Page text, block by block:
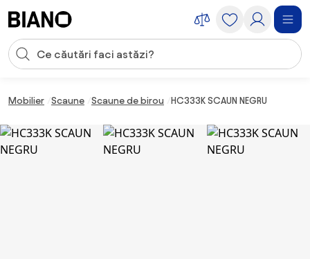
Introducerea căutării
Mobilier Scaune Scaune de birou HC333K SCAUN NEGRU